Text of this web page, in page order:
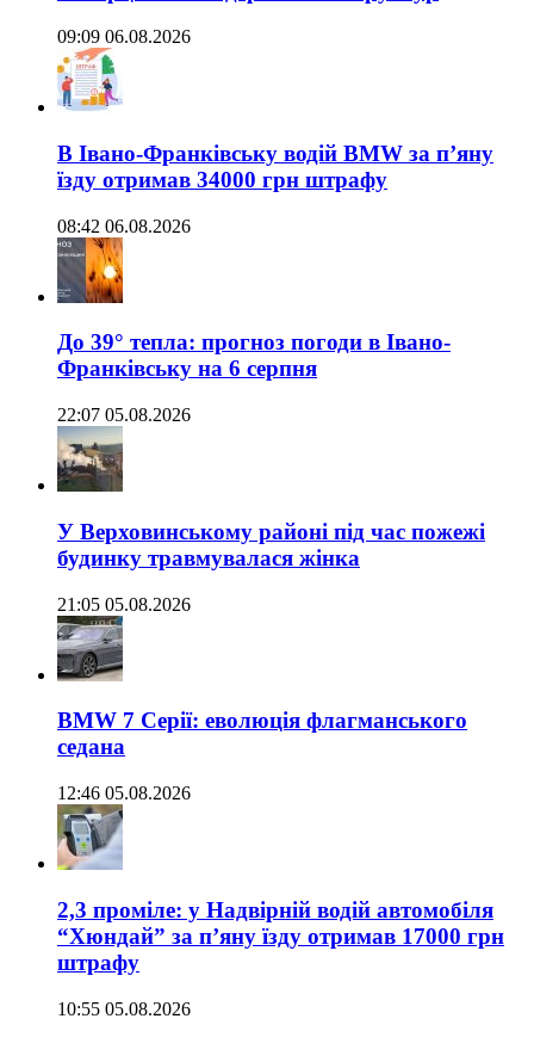
09:09 06.08.2026
В Івано-Франківську водій BMW за п’яну
їзду отримав 34000 грн штрафу
08:42 06.08.2026
До 39° тепла: прогноз погоди в Івано-
Франківську на 6 серпня
22:07 05.08.2026
У Верховинському районі під час пожежі
будинку травмувалася жінка
21:05 05.08.2026
BMW 7 Серії: еволюція флагманського
седана
12:46 05.08.2026
2,3 проміле: у Надвірній водій автомобіля
“Хюндай” за п’яну їзду отримав 17000 грн
штрафу
10:55 05.08.2026